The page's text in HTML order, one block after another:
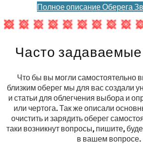
Полное описание Оберега
Часто
Что бы вы могли самостоятельно
близким оберег мы для вас создали
и статьи для облегчения выбора и
или чертога. Так же описали
очистить и зарядить оберег
таки возникнут вопросы, пишите,
в вашем вопросе.